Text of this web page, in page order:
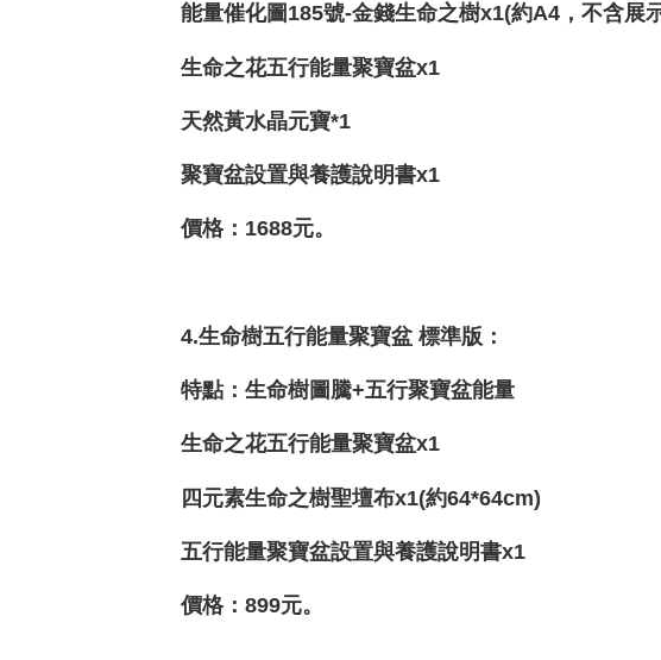
能量催化圖185號-金錢生命之樹x1(約A4，不含展
生命之花五行能量聚寶盆x1
天然黃水晶元寶*1
聚寶盆設置與養護說明書x1
價格：1688元。
4.生命樹五行能量聚寶盆 標準版：
特點：生命樹圖騰+五行聚寶盆能量
生命之花五行能量聚寶盆x1
四元素生命之樹聖壇布x1(約64*64cm)
五行能量聚寶盆設置與養護說明書x1
價格：899元。